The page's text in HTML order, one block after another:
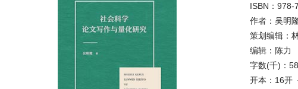
ISBN：978-
作者：吴明
策划编辑：
编辑：陈力
字数(千)：
开本：16开